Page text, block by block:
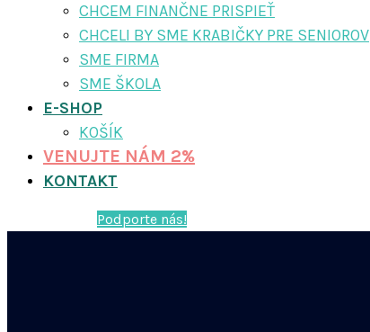
CHCEM FINANČNE PRISPIEŤ
CHCELI BY SME KRABIČKY PRE SENIOROV
SME FIRMA
SME ŠKOLA
E-SHOP
KOŠÍK
VENUJTE NÁM 2%
KONTAKT
Podporte nás!